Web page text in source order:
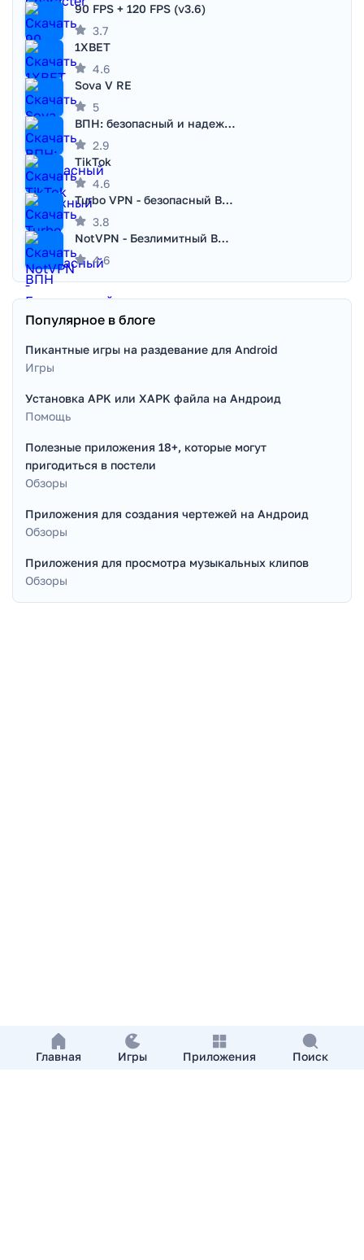
Главная Игры Приложения Поиск
90 FPS + 120 FPS (v3.6)
3.7
1XBET
4.6
Sova V RE
5
ВПН: безопасный и надежный VPN
2.9
TikTok
4.6
Turbo VPN - безопасный ВПН
3.8
NotVPN - Безлимитный ВПН | VPN
4.6
Популярное в блоге
Пикантные игры на раздевание для Android
Игры
Установка APK или XAPK файла на Андроид
Помощь
Полезные приложения 18+, которые могут
пригодиться в постели
Обзоры
Приложения для создания чертежей на Андроид
Обзоры
Приложения для просмотра музыкальных клипов
Обзоры